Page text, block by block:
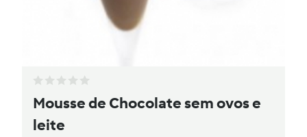
Mousse de Chocolate sem ovos e
leite